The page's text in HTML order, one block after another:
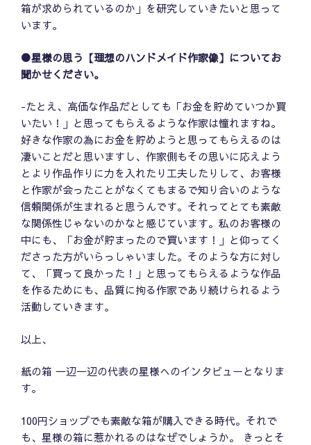
箱が求められているのか」を研究していきたいと思って
います。
●星様の思う【理想のハンドメイド作家像】についてお
聞かせください。
-たとえ、高価な作品だとしても「お金を貯めていつか買
いたい！」と思ってもらえるような作家は憧れますね。
好きな作家の為にお金を貯めようと思ってもらえるのは
凄いことだと思いますし、作家側もその思いに応えよう
とより作品作りに力を入れたり工夫したりして、お客様
と作家が会ったことがなくてもまるで知り合いのような
信頼関係が生まれると思うんです。それってとても素敵
な関係性じゃないのかなと感じています。私のお客様の
中にも、「お金が貯まったので買います！」と仰ってく
ださった方がいらっしゃいました。そのような方に対し
て、「買って良かった！」と思ってもらえるような作品
を作るためにも、品質に拘る作家であり続けられるよう
活動していきます。
以上、
紙の箱 一辺一辺の代表の星様へのインタビューとなりま
す。
100円ショップでも素敵な箱が購入できる時代。それで
も、星様の箱に惹かれるのはなぜでしょうか。 きっとそ